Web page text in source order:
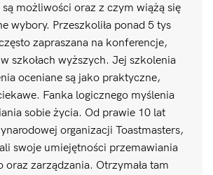
możliwości oraz z czym wiążą się
wybory. Przeszkoliła ponad 5 tys
zapraszana na konferencje,
szkołach wyższych. Jej szkolenia
oceniane są jako praktyczne,
Fanka logicznego myślenia
sobie życia. Od prawie 10 lat
organizacji Toastmasters,
swoje umiejętności przemawiania
oraz zarządzania. Otrzymała tam